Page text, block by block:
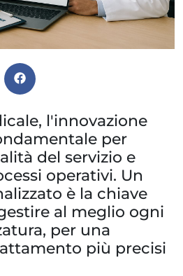
l'innovazione
per
del servizio e
operativi. Un
è la chiave
al meglio ogni
per una
più precisi